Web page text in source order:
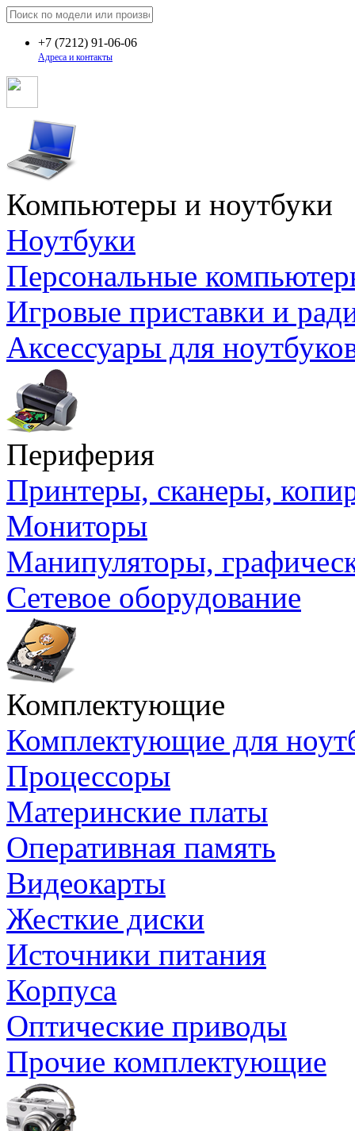
+7 (7212) 91-06-06
Адреса и контакты
Компьютеры и ноутбуки
Ноутбуки
Персональные
Игровые приставки и
Аксессуары для
Периферия
Принтеры, сканеры,
Мониторы
Манипуляторы,
Сетевое оборудование
Комплектующие
Комплектующие для
Процессоры
Материнские платы
Оперативная память
Видеокарты
Жесткие диски
Источники питания
Корпуса
Оптические приводы
Прочие комплектующие